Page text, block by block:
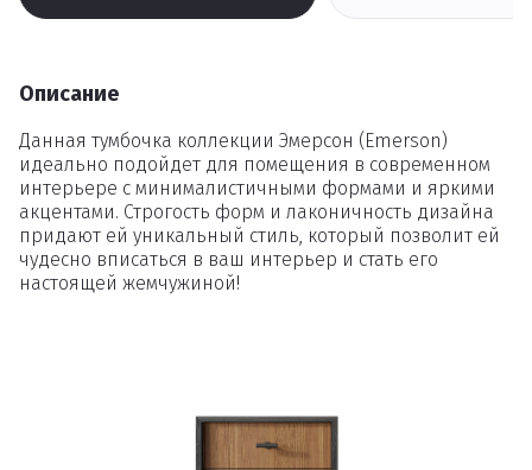
Описание
Данная тумбочка коллекции Эмерсон (Emerson)
идеально подойдет для помещения в современном
интерьере с минималистичными формами и яркими
акцентами. Строгость форм и лаконичность дизайна
придают ей уникальный стиль, который позволит ей
чудесно вписаться в ваш интерьер и стать его
настоящей жемчужиной!